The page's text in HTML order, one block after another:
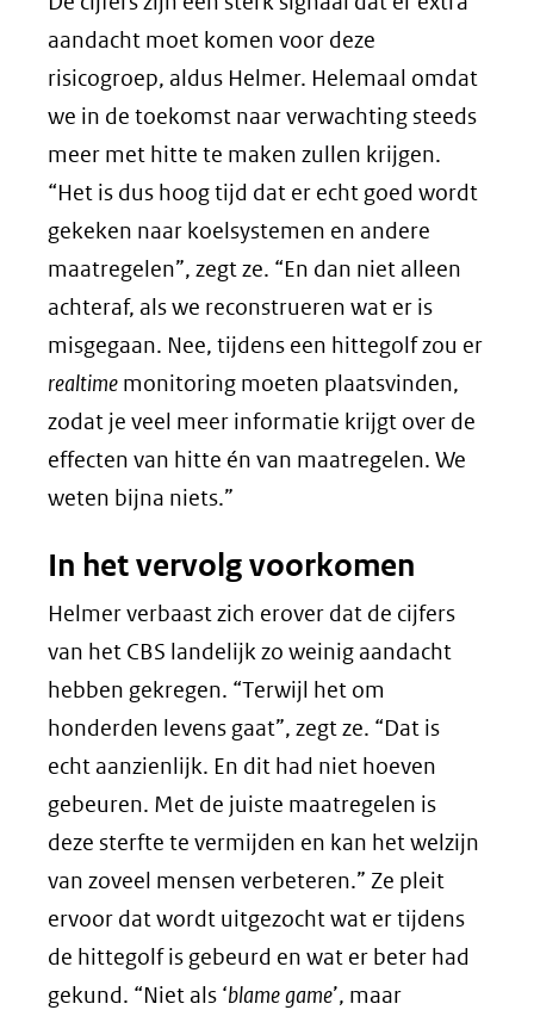
aandacht moet komen voor deze
risicogroep, aldus Helmer. Helemaal omdat
we in de toekomst naar verwachting steeds
meer met hitte te maken zullen krijgen.
“Het is dus hoog tijd dat er echt goed wordt
gekeken naar koelsystemen en andere
maatregelen”, zegt ze. “En dan niet alleen
achteraf, als we reconstrueren wat er is
misgegaan. Nee, tijdens een hittegolf zou er
realtime monitoring moeten plaatsvinden,
zodat je veel meer informatie krijgt over de
effecten van hitte én van maatregelen. We
weten bijna niets.”
In het vervolg voorkomen
Helmer verbaast zich erover dat de cijfers
van het CBS landelijk zo weinig aandacht
hebben gekregen. “Terwijl het om
honderden levens gaat”, zegt ze. “Dat is
echt aanzienlijk. En dit had niet hoeven
gebeuren. Met de juiste maatregelen is
deze sterfte te vermijden en kan het welzijn
van zoveel mensen verbeteren.” Ze pleit
ervoor dat wordt uitgezocht wat er tijdens
de hittegolf is gebeurd en wat er beter had
gekund. “Niet als ‘blame game’, maar